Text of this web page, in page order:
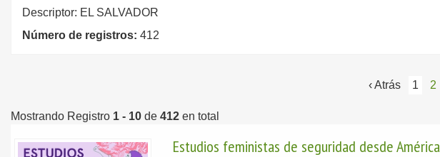
Descriptor: EL SALVADOR
Número de registros: 412
‹ Atrás 1 2
Mostrando Registro 1 - 10 de 412 en total
Estudios feministas de seguridad desde